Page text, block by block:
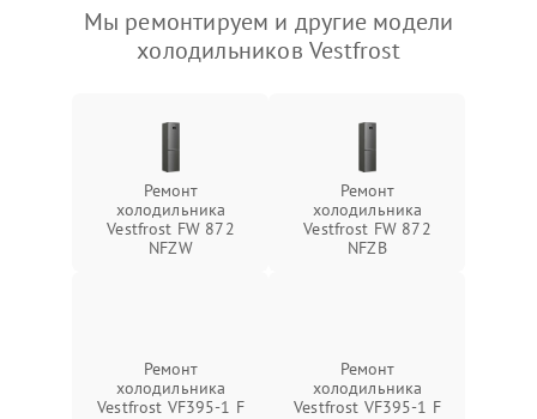
Мы ремонтируем и другие модели
холодильников Vestfrost
Ремонт
холодильника
Vestfrost FW 872
NFZW
Ремонт
холодильника
Vestfrost FW 872
NFZВ
Ремонт
холодильника
Vestfrost VF395-1 F
Ремонт
холодильника
Vestfrost VF395-1 F